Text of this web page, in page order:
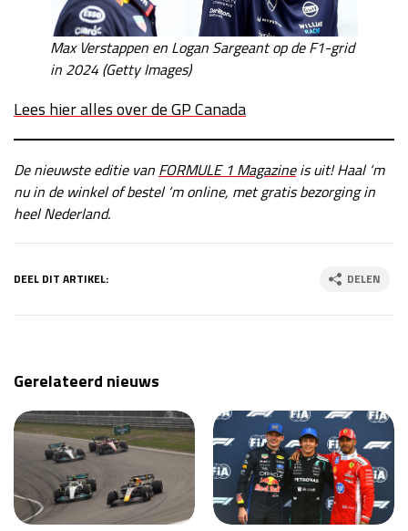
Max Verstappen en Logan Sargeant op de F1-grid
in 2024 (Getty Images)
Lees hier alles over de GP Canada
De nieuwste editie van FORMULE 1 Magazineis uit! Haal ‘m
nu in de winkel of bestel ‘m online, met gratis bezorging in
heel Nederland.
DEEL DIT ARTIKEL: DELEN
Gerelateerd nieuws